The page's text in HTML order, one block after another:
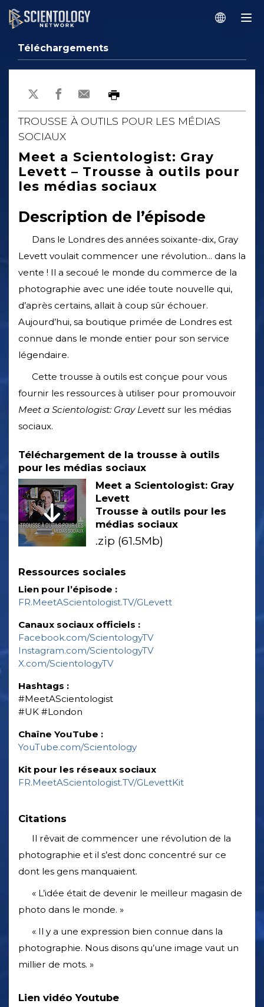
Téléchargements
TROUSSE À OUTILS POUR LES MÉDIAS
SOCIAUX
Meet a Scientologist: Gray
Levett – Trousse à outils pour
les médias sociaux
Description de l’épisode
Dans le Londres des années soixante-dix, Gray
Levett voulait commencer une révolution... dans la
vente ! Il a secoué le monde du commerce de la
photographie avec une idée toute nouvelle qui,
d’après certains, allait à coup sûr échouer.
Aujourd’hui, sa boutique primée de Londres est
connue dans le monde entier pour son service
légendaire.
Cette trousse à outils est conçue pour vous
fournir les ressources à utiliser pour promouvoir
Meet a Scientologist: Gray Levett sur les médias
sociaux.
Téléchargement de la trousse à outils
pour les médias sociaux
Meet a Scientologist: Gray
Levett
Trousse à outils pour les
médias sociaux
.zip (61.5Mb)
Ressources sociales
Lien pour l’épisode :
FR.MeetAScientologist.TV/GLevett
Canaux sociaux officiels :
Facebook.com/ScientologyTV
Instagram.com/ScientologyTV
X.com/ScientologyTV
Hashtags :
‎#MeetAScientologist
‎#UK ‎#London
Chaîne YouTube :
YouTube.com/Scientology
Kit pour les réseaux sociaux
FR.MeetAScientologist.TV/GLevettKit
Citations
Il rêvait de commencer une révolution de la
photographie et il s’est donc concentré sur ce
dont les gens manquaient.
« L’idée était de devenir le meilleur magasin de
photo dans le monde. »
« Il y a une expression bien connue dans la
photographie. Nous disons qu’une image vaut un
millier de mots. »
Lien vidéo Youtube